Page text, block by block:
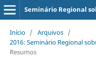
Seminário Regional
Início / Arquivos /
2016: Seminário Regional
Resumos